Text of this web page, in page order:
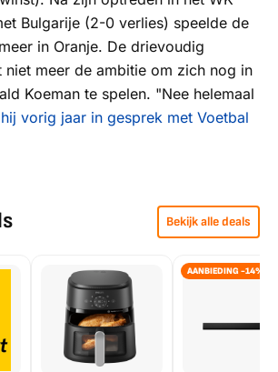
Bulgarije (2-0 verlies) speelde de
in Oranje. De drievoudig
niet meer de ambitie om zich nog in
Koeman te spelen. "Nee helemaal
vorig jaar in gesprek met Voetbal
Bekijk alle deals
AANBIEDING -14%